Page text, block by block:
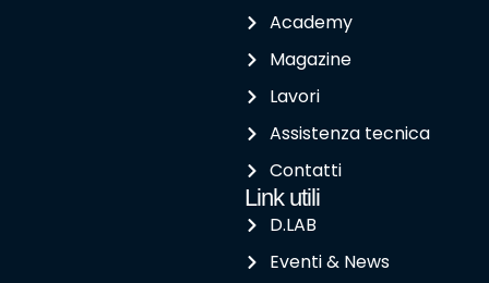
Academy
Magazine
Lavori
Assistenza tecnica
Contatti
Link utili
D.LAB
Eventi & News